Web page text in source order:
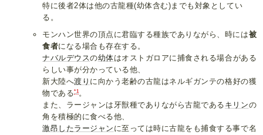
特に後者2体は他の古龍種(幼体含む)までも対象としてい
る。
モンハン世界の頂点に君臨する種族でありながら、時には被
食者になる場合も存在する。
ナバルデウスの幼体はオストガロアに捕食される場合がある
らしい事が分かっている他、
新大陸へ渡り に向かう老齢の古龍はネルギガンテの格好の獲
物である*1。
また、ラージャンは牙獣種でありながら古龍である キリンの
角を積極的に食べる他、
激昂したラージャン に至っては時に古龍をも捕食する事で名